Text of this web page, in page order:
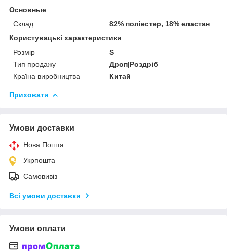
Основные
Склад
82% поліестер, 18% еластан
Користувацькі характеристики
Розмір
S
Тип продажу
Дроп|Роздріб
Країна виробництва
Китай
Приховати
Умови доставки
Нова Пошта
Укрпошта
Самовивіз
Всі умови доставки
Умови оплати